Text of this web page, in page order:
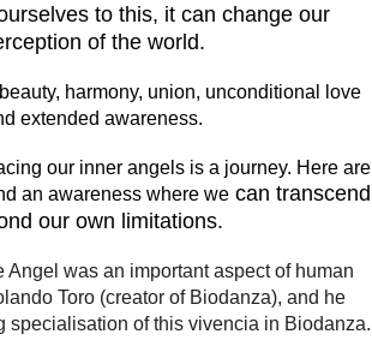
to this, it can change our
of the world.
harmony, union, unconditional love
extended awareness.
our inner angels is a journey. Here are
an awareness where we can transcend
our own limitations.
Angel was an important aspect of human
Toro (creator of Biodanza), and he
specialisation of this vivencia in Biodanza.